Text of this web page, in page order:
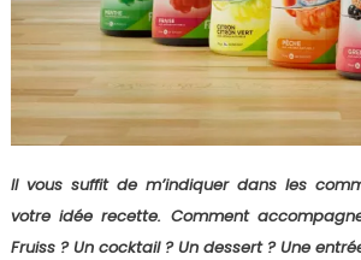
Il vous suffit de m’indiquer dans les
votre idée recette. Comment
Fruiss ? Un cocktail ? Un dessert ? Une